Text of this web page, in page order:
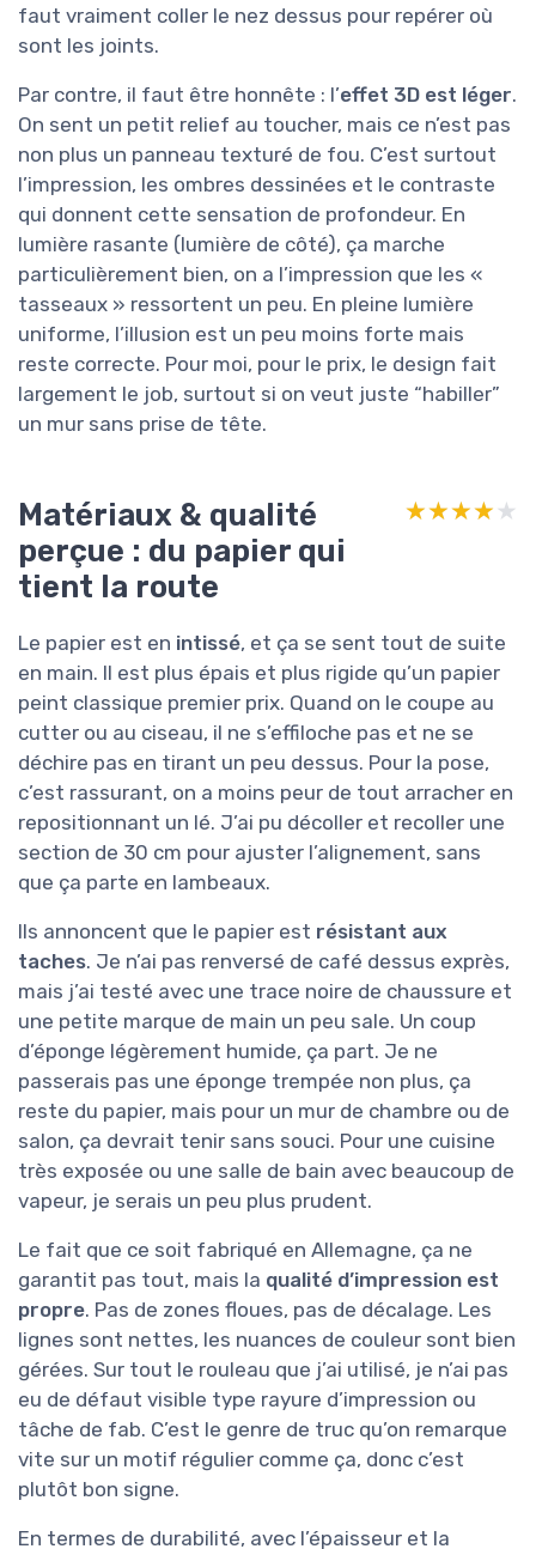
faut vraiment coller le nez dessus pour repérer où
sont les joints.
Par contre, il faut être honnête : l’effet 3D est léger.
On sent un petit relief au toucher, mais ce n’est pas
non plus un panneau texturé de fou. C’est surtout
l’impression, les ombres dessinées et le contraste
qui donnent cette sensation de profondeur. En
lumière rasante (lumière de côté), ça marche
particulièrement bien, on a l’impression que les «
tasseaux » ressortent un peu. En pleine lumière
uniforme, l’illusion est un peu moins forte mais
reste correcte. Pour moi, pour le prix, le design fait
largement le job, surtout si on veut juste “habiller”
un mur sans prise de tête.
Matériaux & qualité
perçue : du papier qui
tient la route
★★★★★
★★★★★
Le papier est en intissé, et ça se sent tout de suite
en main. Il est plus épais et plus rigide qu’un papier
peint classique premier prix. Quand on le coupe au
cutter ou au ciseau, il ne s’effiloche pas et ne se
déchire pas en tirant un peu dessus. Pour la pose,
c’est rassurant, on a moins peur de tout arracher en
repositionnant un lé. J’ai pu décoller et recoller une
section de 30 cm pour ajuster l’alignement, sans
que ça parte en lambeaux.
Ils annoncent que le papier est résistant aux
taches. Je n’ai pas renversé de café dessus exprès,
mais j’ai testé avec une trace noire de chaussure et
une petite marque de main un peu sale. Un coup
d’éponge légèrement humide, ça part. Je ne
passerais pas une éponge trempée non plus, ça
reste du papier, mais pour un mur de chambre ou de
salon, ça devrait tenir sans souci. Pour une cuisine
très exposée ou une salle de bain avec beaucoup de
vapeur, je serais un peu plus prudent.
Le fait que ce soit fabriqué en Allemagne, ça ne
garantit pas tout, mais la qualité d’impression est
propre. Pas de zones floues, pas de décalage. Les
lignes sont nettes, les nuances de couleur sont bien
gérées. Sur tout le rouleau que j’ai utilisé, je n’ai pas
eu de défaut visible type rayure d’impression ou
tâche de fab. C’est le genre de truc qu’on remarque
vite sur un motif régulier comme ça, donc c’est
plutôt bon signe.
En termes de durabilité, avec l’épaisseur et la